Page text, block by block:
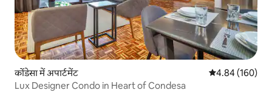
कोंडेसा में अपार्टमेंट औसत रेटिंग 5 में से
4.84 (160)
Lux Designer Condo in Heart of Condesa